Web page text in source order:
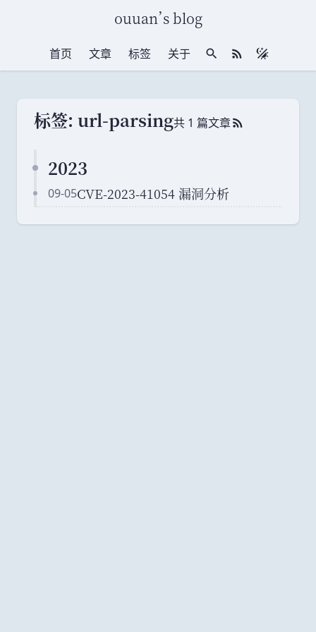
ouuan’s blog
首页 文章 标签 关于 站内搜索RSS 订阅
标签: url-parsing共 1 篇文章RSS 订阅
2023
09-05CVE-2023-41054 漏洞分析